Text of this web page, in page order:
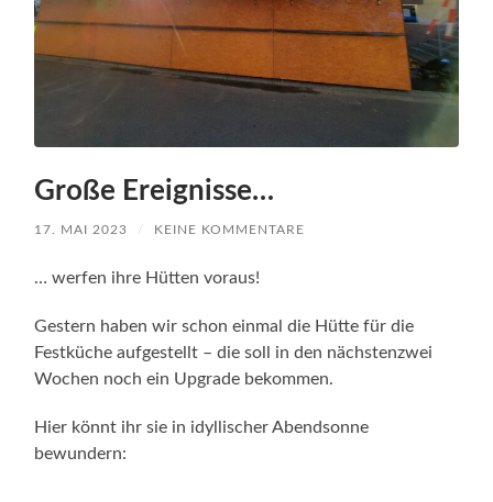
Große Ereignisse…
17. MAI 2023 / KEINE KOMMENTARE
… werfen ihre Hütten voraus!
Gestern haben wir schon einmal die Hütte für die
Festküche aufgestellt – die soll in den nächstenzwei
Wochen noch ein Upgrade bekommen.
Hier könnt ihr sie in idyllischer Abendsonne
bewundern: